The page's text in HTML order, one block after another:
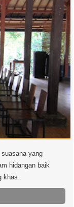
yang
hidangan baik